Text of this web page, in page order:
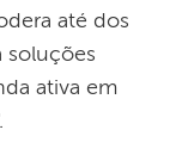
até dos
soluções
ativa em